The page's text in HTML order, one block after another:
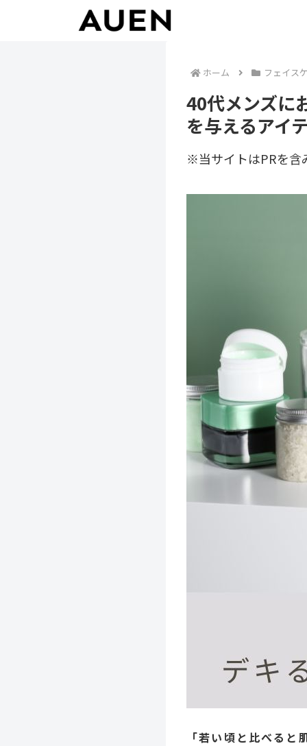
ホーム フェイス
40代メンズに
を与えるアイ
※当サイトはPRを含
「若い頃と比べる